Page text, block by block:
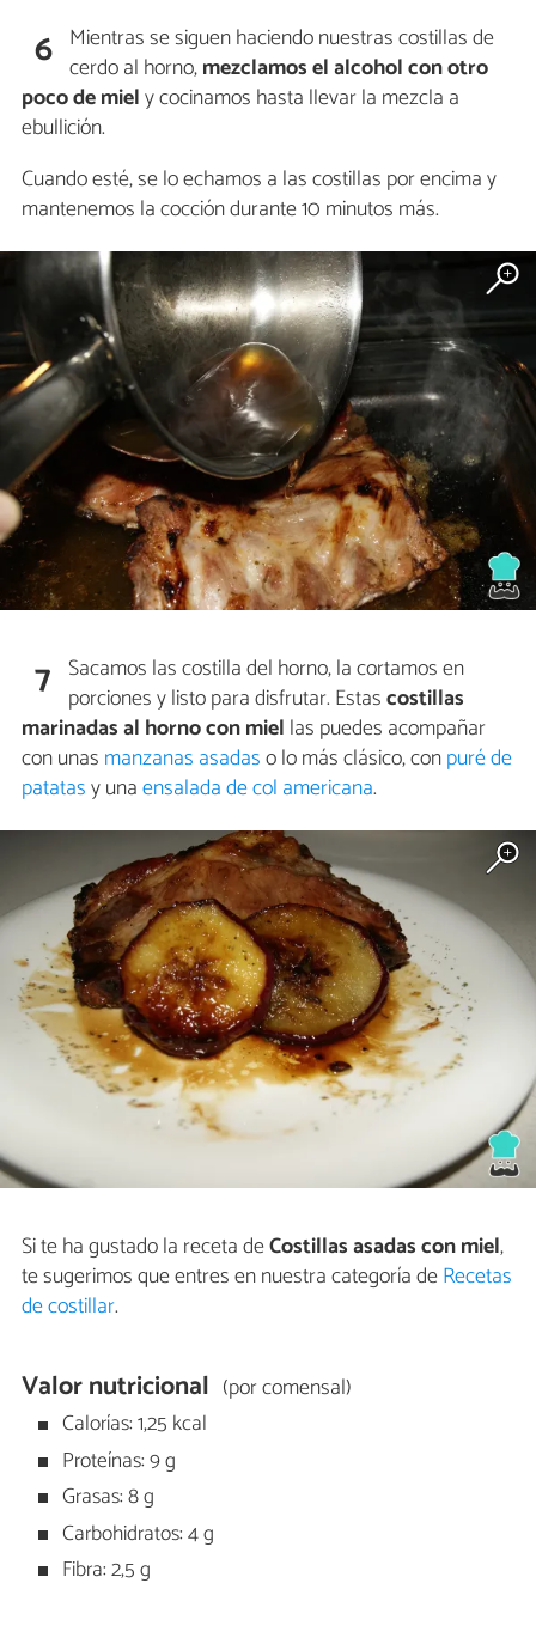
6 Mientras se siguen haciendo nuestras costillas de
cerdo al horno,mezclamos el alcohol con otro
poco de miely cocinamos hasta llevar la mezcla a
ebullición.
Cuando esté, se lo echamos a las costillas por encima y
mantenemos la cocción durante 10 minutos más.
7 Sacamos las costilla del horno, la cortamos en
porciones y listo para disfrutar. Estascostillas
marinadas al horno con miel las puedes acompañar
con unas manzanas asadaso lo más clásico, conpuré de
patatasy unaensalada de col americana.
Si te ha gustado la receta deCostillas asadas con miel,
te sugerimos que entres en nuestra categoría deRecetas
de costillar.
Valor nutricional (por comensal)
Calorías: 1,25 kcal
Proteínas: 9 g
Grasas: 8 g
Carbohidratos: 4 g
Fibra: 2,5 g